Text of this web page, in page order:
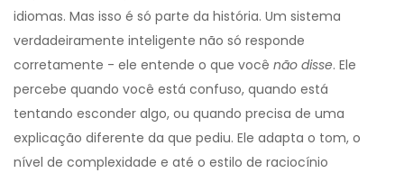
idiomas. Mas isso é só parte da história. Um sistema
verdadeiramente inteligente não só responde
corretamente - ele entende o que você não disse. Ele
percebe quando você está confuso, quando está
tentando esconder algo, ou quando precisa de uma
explicação diferente da que pediu. Ele adapta o tom, o
nível de complexidade e até o estilo de raciocínio